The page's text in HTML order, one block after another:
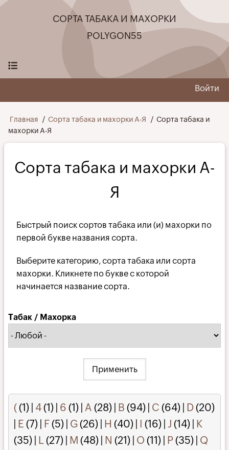
Перейти
СОРТА ТАБАКА И МАХОРКИ
POLYGON55
menu
Войти
Строка
навигации
Главная Сорта табака и махорки А-Я
Сорта табака и
махорки А-Я
Сорта табака и махорки А-
Я
Быстрый поиск сортов табака или (и) махорки по
первой букве названия сорта.
Выберите категорию, сорта табака или сорта
махорки. Кликнете по букве с которой
начинается название сорта.
Табак / Махорка
((1) 4(1) 6 (1) A (28) B (94) C (64) D(20)
E (7) F(5) G(26) H (40) I (16) J (14) K
(35) L (27) M (48) N (21) O (11) P(35) Q